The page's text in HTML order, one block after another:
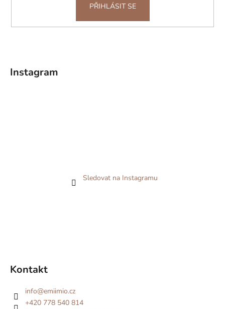
PŘIHLÁSIT SE
Instagram
Sledovat na Instagramu
Kontakt
info@emiimio.cz
+420 778 540 814